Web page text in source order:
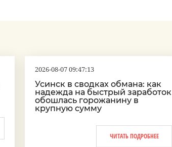
2026-08-07 09:47:13
Усинск в сводках обмана: как
надежда на быстрый заработок
обошлась горожанину в
крупную сумму
ЧИТАТЬ ПОДРОБНЕЕ